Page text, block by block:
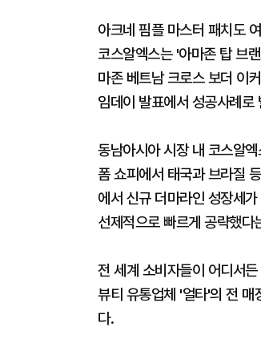
아크네 핌플 마스터 패치도
코스알엑스는 '아마존 탑 브
마존 베트남 크로스 보더 이
임데이 발표에서 성공사례로
동남아시아 시장 내 코스알
폼 쇼피에서 태국과 브라질
에서 신규 더마라인 성장세
선제적으로 빠르게 공략했다
전 세계 소비자들이 어디서
뷰티 유통업체 '얼타'의 전 매
다.